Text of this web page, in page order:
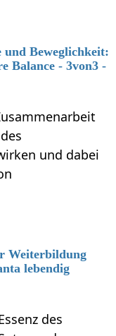
und Beweglichkeit:
Balance - 3von3 -
und dabei
Weiterbildung
lebendig
des